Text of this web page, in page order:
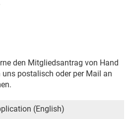
den Mitgliedsantrag von Hand
postalisch oder per Mail an
(English)